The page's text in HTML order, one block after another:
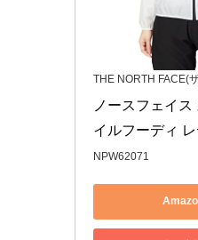
THE NORTH FACE(
ノースフェイス
イルフーディ
NPW62071